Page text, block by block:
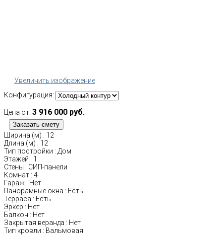
Увеличить изображение
Конфигурация:
Цена от: 3 916 000 руб.
Ширина (м) : 12
Длина (м) : 12
Тип постройки : Дом
Этажей : 1
Стены : СИП-панели
Комнат : 4
Гараж : Нет
Панорамные окна : Есть
Терраса : Есть
Эркер : Нет
Балкон : Нет
Закрытая веранда : Нет
Тип кровли : Вальмовая